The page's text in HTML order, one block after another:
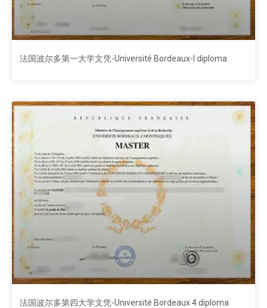
法国波尔多第一大学文凭-Université Bordeaux-I diploma
法国波尔多第四大学文凭-Université Bordeaux 4 diploma